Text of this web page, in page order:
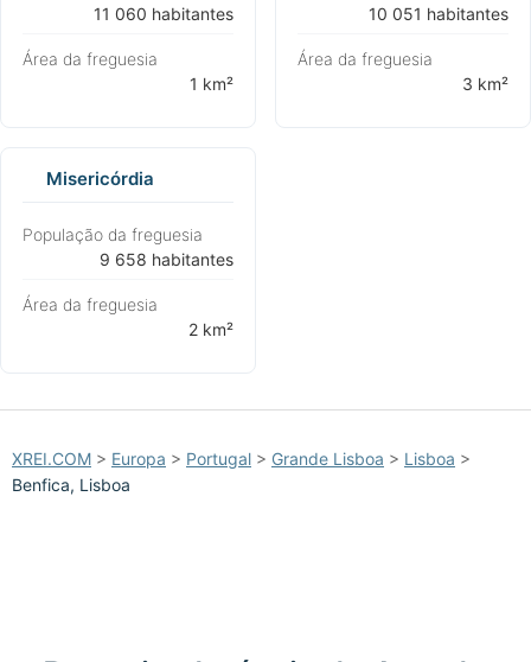
⁨11 060 habitantes⁩
Área da freguesia
⁨1 km²⁩
⁨10 051 habitantes⁩
Área da freguesia
⁨3 km²⁩
Misericórdia
População da freguesia
⁨9 658 habitantes⁩
Área da freguesia
⁨2 km²⁩
XREI.COM > Europa > Portugal > Grande Lisboa > Lisboa >
Benfica, Lisboa